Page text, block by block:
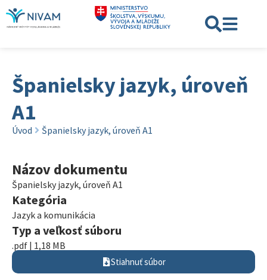
Španielsky jazyk, úroveň
A1
Úvod Španielsky jazyk, úroveň A1
Názov dokumentu
Španielsky jazyk, úroveň A1
Kategória
Jazyk a komunikácia
Typ a veľkosť súboru
.pdf | 1,18 MB
Stiahnuť súbor